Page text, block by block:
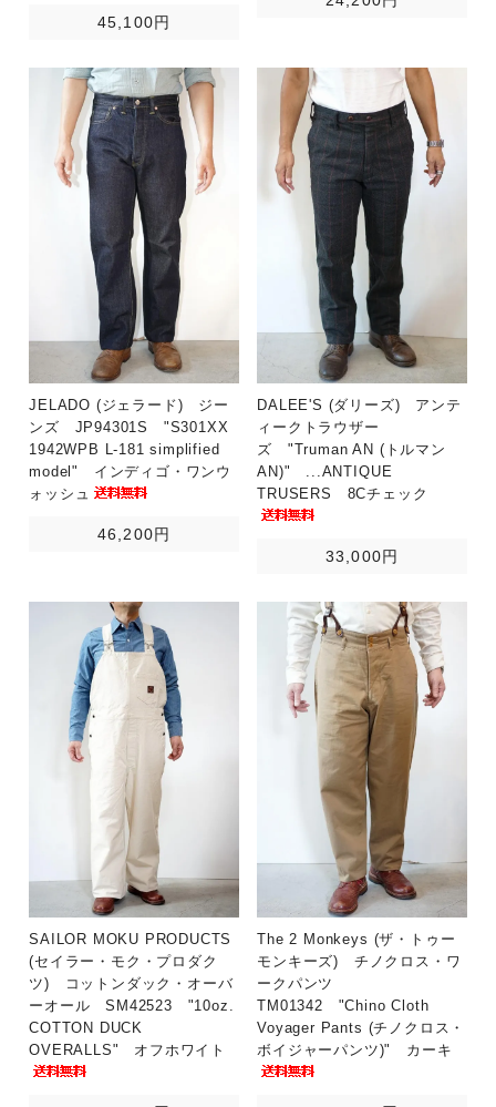
45,100円
JELADO (ジェラード) ジー
ンズ JP94301S "S301XX
1942WPB L-181 simplified
model" インディゴ・ワンウ
ォッシュ
46,200円
DALEE'S (ダリーズ) アンテ
ィークトラウザー
ズ "Truman AN (トルマン
AN)" ...ANTIQUE
TRUSERS 8Cチェック
33,000円
SAILOR MOKU PRODUCTS
(セイラー・モク・プロダク
ツ) コットンダック・オーバ
ーオール SM42523 "10oz.
COTTON DUCK
OVERALLS" オフホワイト
The 2 Monkeys (ザ・トゥー
モンキーズ) チノクロス・ワ
ークパンツ
TM01342 "Chino Cloth
Voyager Pants (チノクロス・
ボイジャーパンツ)" カーキ